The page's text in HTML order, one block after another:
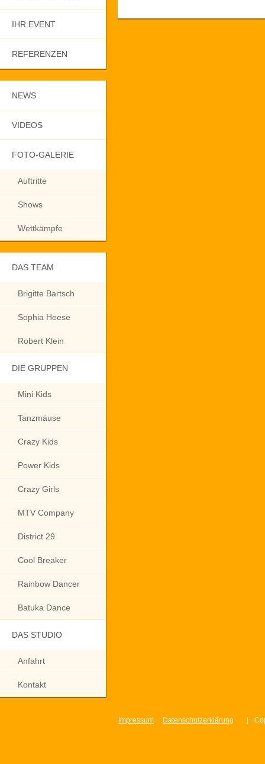
IHR EVENT
REFERENZEN
NEWS
VIDEOS
FOTO-GALERIE
Auftritte
Shows
Wettkämpfe
DAS TEAM
Brigitte Bartsch
Sophia Heese
Robert Klein
DIE GRUPPEN
Mini Kids
Tanzmäuse
Crazy Kids
Power Kids
Crazy Girls
MTV Company
District 29
Cool Breaker
Rainbow Dancer
Batuka Dance
DAS STUDIO
Anfahrt
Kontakt
Impressum Datenschutzerklärung